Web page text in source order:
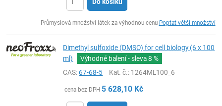
Průmyslová množství látek za výhodnou cenu Poptat větší množství
Dimethyl sulfoxide (DMSO) for cell biology (6 x 100
ml)
Výhodné balení - sleva8 %
CAS:67-68-5 Kat. č.: 1264ML100_6
cena bez DPH 5 628,10 Kč